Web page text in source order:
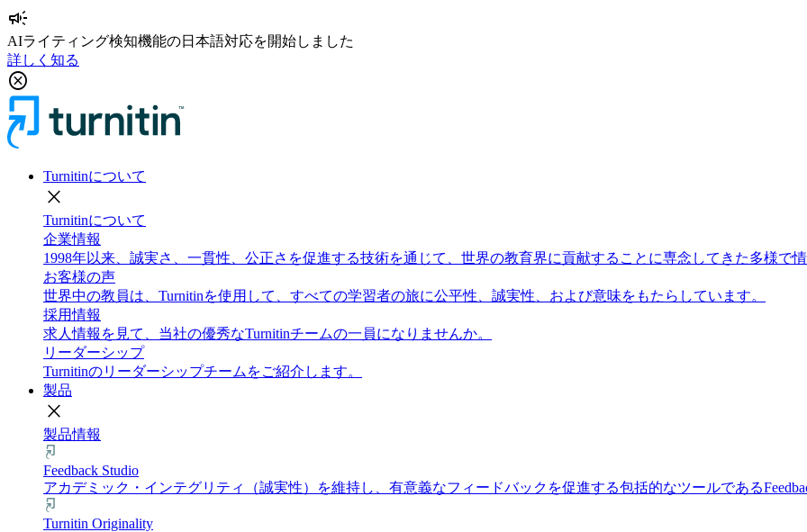
campaign
AIライティング検知機能の日本語対応を開始しました
詳しく知る
cancel
Turnitinについて
close
Turnitinについて
企業情報
1998年以来、誠実さ、一貫性、公正さを促進する技術を通じて、世界の教育界に貢献することに専念してきた多様で
お客様の声
世界中の教員は、Turnitinを使用して、すべての学習者の旅に公平性、誠実性、および意味をもたらしています。
採用情報
求人情報を見て、当社の優秀なTurnitinチームの一員になりませんか。
リーダーシップ
Turnitinのリーダーシップチームをご紹介します。
製品
close
製品情報
Feedback Studio
アカデミック・インテグリティ（誠実性）を維持し、有意義なフィードバックを促進する包括的なツールである
Turnitin Originality